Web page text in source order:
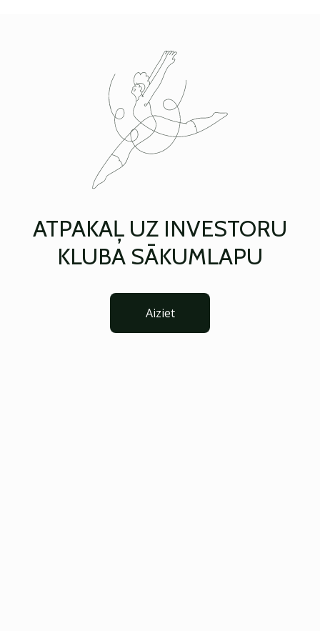
ATPAKAĻ UZ INVESTORU
KLUBA SĀKUMLAPU
Aiziet